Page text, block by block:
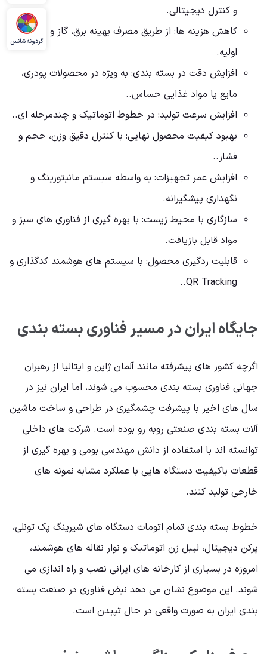
و کنترل دیجیتالی.
کاهش هزینه ها: از طریق مصرف بهینه برق، گاز و مواد
اولیه.
افزایش دقت در بسته بندی: به ویژه در محصولات پودری،
مایع یا مواد غذایی حساس..
افزایش سرعت تولید: در خطوط اتوماتیک و چندمرحله ای..
بهبود کیفیت محصول نهایی: با کنترل دقیق وزن، حجم و
فشار..
افزایش عمر تجهیزات: به واسطه سیستم مانیتورینگ و
نگهداری پیشگیرانه.
سازگاری با محیط زیست: با بهره گیری از فناوری های سبز و
مواد قابل بازیافت.
قابلیت ردگیری محصول: با سیستم های هوشمند کدگذاری و
QR Tracking..
جایگاه ایران در مسیر فناوری بسته بندی
اگرچه کشور های پیشرفته مانند آلمان ژاپن و ایتالیا از رهبران
جهانی فناوری بسته بندی محسوب می شوند، اما ایران نیز در
سال های اخیر با پیشرفت چشمگیری در طراحی و ساخت ماشین
آلات بسته بندی صنعتی روبه رو بوده است. شرکت های داخلی
توانسته اند با استفاده از دانش مهندسی بومی و بهره گیری از
قطعات باکیفیت دستگاه هایی با عملکرد مشابه نمونه های
خارجی تولید کنند.
خطوط بسته بندی تمام اتومات دستگاه های شیرینگ پک تونلی،
پرکن دیجیتال، لیبل زن اتوماتیک و نوار نقاله های هوشمند،
امروزه در بسیاری از کارخانه های ایرانی نصب و راه اندازی می
شوند. این موضوع نشان می دهد نبض فناوری در صنعت بسته
بندی ایران به صورت واقعی در حال تپیدن است.
گردونه شانس